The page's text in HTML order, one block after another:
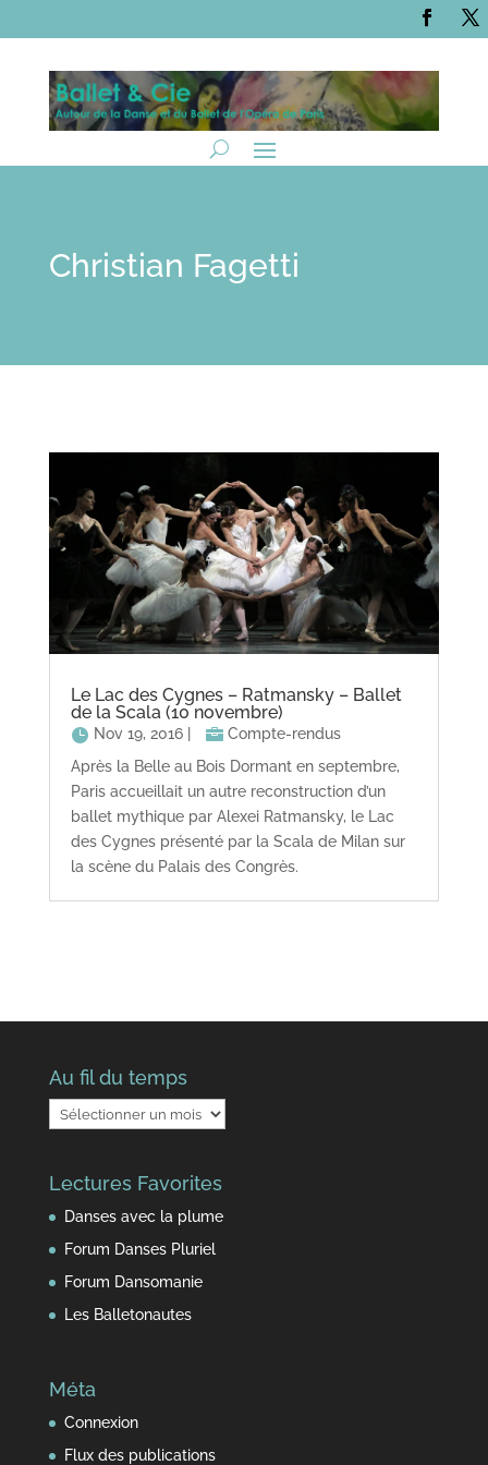
Christian Fagetti
Le Lac des Cygnes – Ratmansky – Ballet
de la Scala (10 novembre)
Nov 19, 2016|
Compte-rendus
Après la Belle au Bois Dormant en septembre,
Paris accueillait un autre reconstruction d’un
ballet mythique par Alexei Ratmansky, le Lac
des Cygnes présenté par la Scala de Milan sur
la scène du Palais des Congrès.
Au fil du temps
Au
fil
temps
Lectures Favorites
Danses avec la plume
Forum Danses Pluriel
Forum Dansomanie
Les Balletonautes
Méta
Connexion
Flux des publications